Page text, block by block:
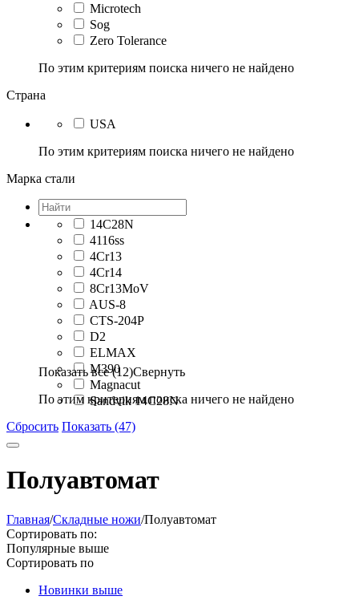
Microtech
Sog
Zero Tolerance
По этим критериям поиска ничего не найдено
Страна
USA
По этим критериям поиска ничего не найдено
Марка стали
14C28N
4116ss
4Cr13
4Cr14
8Cr13MoV
AUS-8
CTS-204P
D2
ELMAX
M390
Magnacut
Sandvik 14C28N
Показать все (12)Свернуть
По этим критериям поиска ничего не найдено
Сбросить Показать (47)
Полуавтомат
Главная/Складные ножи/Полуавтомат
Сортировать по:
Популярные выше
Сортировать по
Новинки выше